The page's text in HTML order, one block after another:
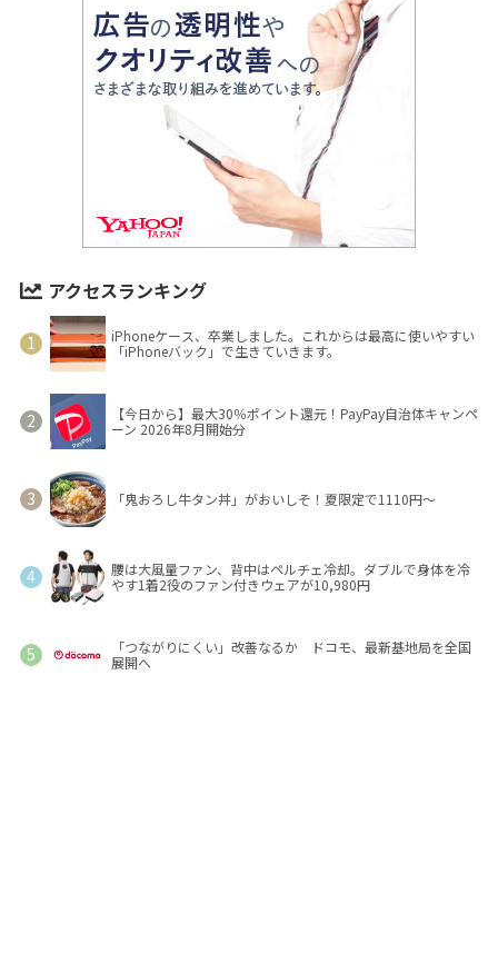
アクセスランキング
iPhoneケース、卒業しました。これからは最高に使いやすい
「iPhoneバック」で生きていきます。
【今日から】最大30％ポイント還元！PayPay自治体キャンペ
ーン 2026年8月開始分
「鬼おろし牛タン丼」がおいしそ！夏限定で1110円～
腰は大風量ファン、背中はペルチェ冷却。ダブルで身体を冷
やす1着2役のファン付きウェアが10,980円
「つながりにくい」改善なるか ドコモ、最新基地局を全国
展開へ